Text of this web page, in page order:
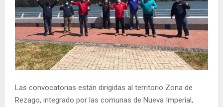
E
N
Las convocatorias están dirigidas al territorio Zona de
Rezago, integrado por las comunas de Nueva Imperial,